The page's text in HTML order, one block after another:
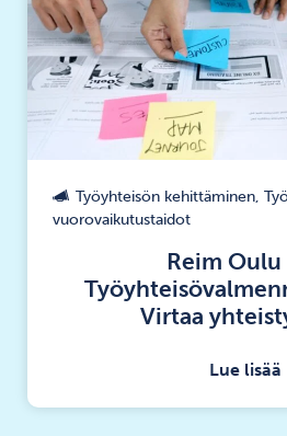
Työyhteisön kehittäminen,
vuorovaikutustaidot
Reim Oulu
Virtaa
Lue lisää